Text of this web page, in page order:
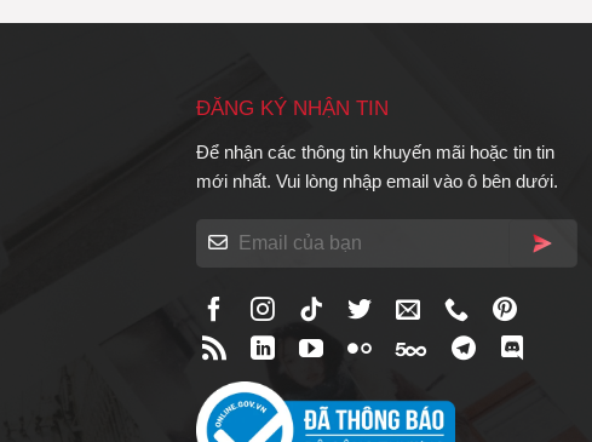
ĐĂNG KÝ NHẬN TIN
Để nhận các thông tin khuyến mãi hoặc tin tin
mới nhất. Vui lòng nhập email vào ô bên dưới.